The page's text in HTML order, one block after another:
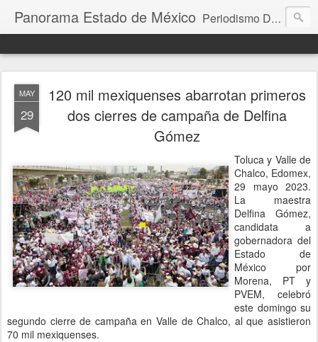
Panorama Estado de México Periodismo Digital
MAY
29
120 mil mexiquenses abarrotan primeros
dos cierres de campaña de Delfina
Gómez
Toluca y Valle de
Chalco, Edomex,
29 mayo 2023.
La maestra
Delfina Gómez,
candidata a
gobernadora del
Estado de
México por
Morena, PT y
PVEM, celebró
este domingo su
segundo cierre de campaña en Valle de Chalco, al que asistieron
70 mil mexiquenses.